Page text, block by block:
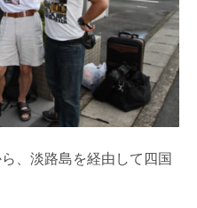
、淡路島を経由して四国